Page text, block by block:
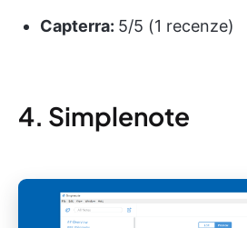
Capterra: 5/5 (1 recenze)
4. Simplenote